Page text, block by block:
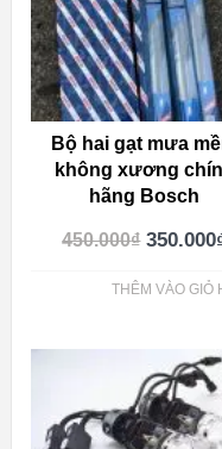
Bộ hai gạt mưa
không xương
hãng Bosch
450.000₫ 350.000
THÊM VÀO GIỎ